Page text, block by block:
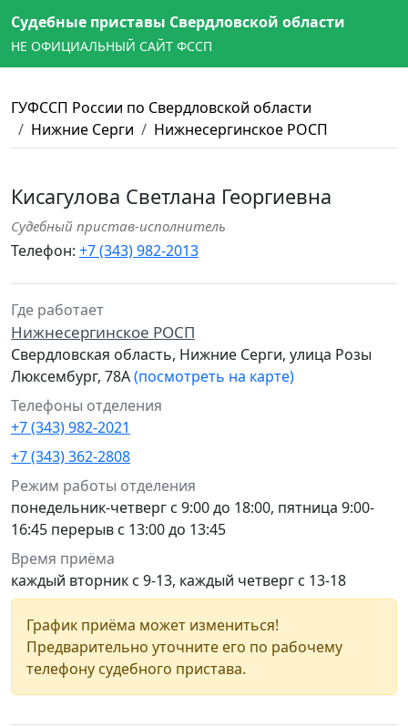
Судебные приставы Свердловской области
НЕ ОФИЦИАЛЬНЫЙ САЙТ ФССП
ГУФССП России по Свердловской области
Нижние Серги
Нижнесергинское РОСП
Кисагулова Светлана Георгиевна
Судебный пристав-исполнитель
Телефон: +7 (343) 982-2013
Где работает
Нижнесергинское РОСП
Свердловская область, Нижние Серги, улица Розы
Люксембург, 78А(посмотреть на карте)
Телефоны отделения
+7 (343) 982-2021
+7 (343) 362-2808
Режим работы отделения
понедельник-четверг с 9:00 до 18:00, пятница 9:00-
16:45 перерыв с 13:00 до 13:45
Время приёма
каждый вторник с 9-13, каждый четверг с 13-18
График приёма может измениться!
Предварительно уточните его по рабочему
телефону судебного пристава.